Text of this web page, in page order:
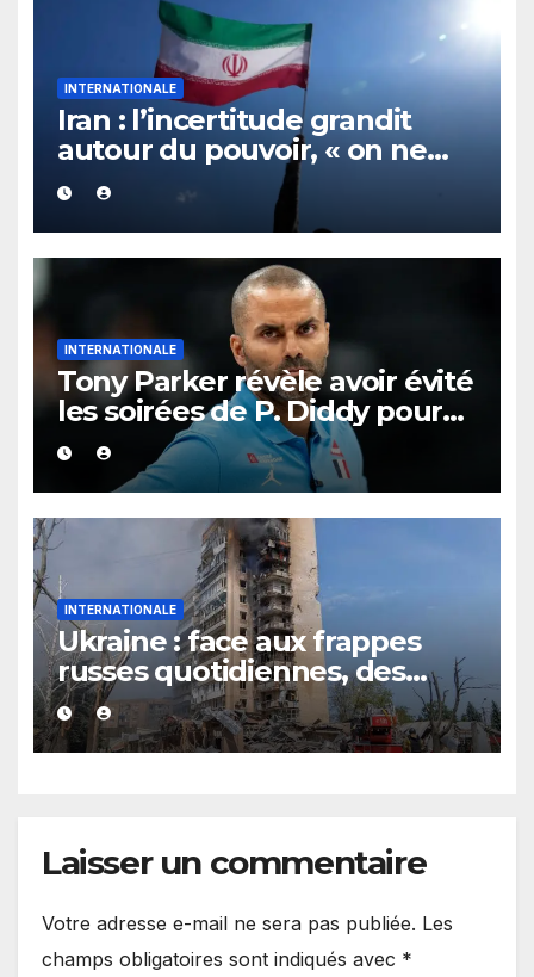
INTERNATIONALE
Iran : l’incertitude grandit
autour du pouvoir, « on ne
sait plus vraiment qui
gouverne »
INTERNATIONALE
Tony Parker révèle avoir évité
les soirées de P. Diddy pour
protéger Eva Longoria
INTERNATIONALE
Ukraine : face aux frappes
russes quotidiennes, des
évacuations ordonnées à
Kramatorsk
Laisser un commentaire
Votre adresse e-mail ne sera pas publiée. Les
champs obligatoires sont indiqués avec *